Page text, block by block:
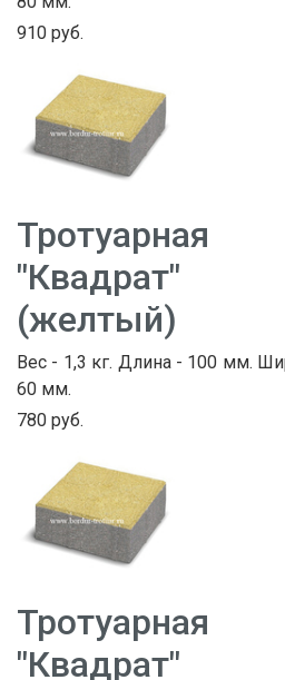
910 руб.
"Квадрат"
(желтый)
Вес - 1,3 кг. Длина - 100 мм.
60 мм.
780 руб.
"Квадрат"